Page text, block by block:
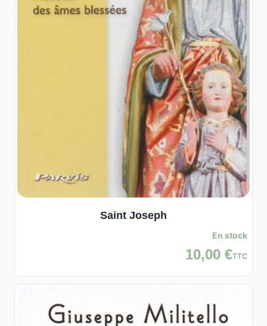
Saint Joseph
En stock
10,00 €TTC